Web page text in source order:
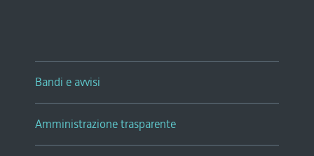
Bandi e avvisi
Amministrazione trasparente